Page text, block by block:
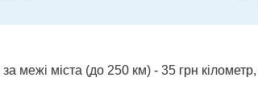
межі міста (до 250 км) - 35 грн